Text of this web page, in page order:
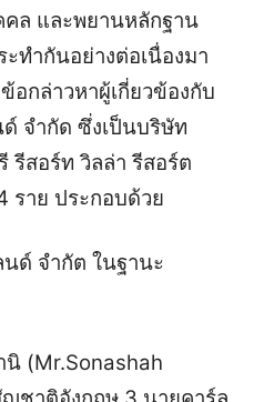
ล และพยานหลักฐาน
ทำกันอย่างต่อเนื่องมา
อกล่าวหาผู้เกี่ยวข้องกับ
จำกัด ซึ่งเป็นบริษัท
รีสอร์ท วิลล่า รีสอร์ต
ราย ประกอบด้วย
ด์ จำกัต ในฐานะ
(Mr.Sonashah